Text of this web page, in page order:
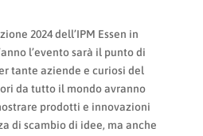
2024 dell’IPM Essen in
l’evento sarà il punto di
tante aziende e curiosi del
da tutto il mondo avranno
prodotti e innovazioni
di scambio di idee, ma anche